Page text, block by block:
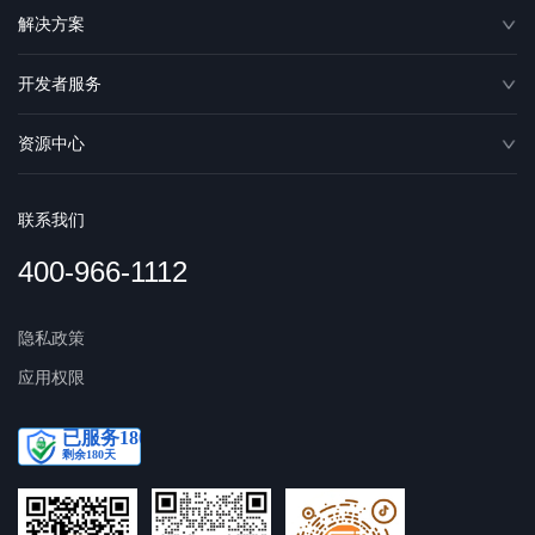
解决方案
开发者服务
资源中心
联系我们
400-966-1112
隐私政策
应用权限